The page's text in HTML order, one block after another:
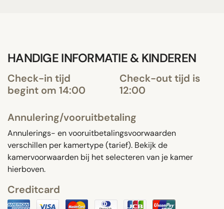
HANDIGE INFORMATIE & KINDEREN
Check-in tijd
begint om 14:00
Check-out tijd is
12:00
Annulering/vooruitbetaling
Annulerings- en vooruitbetalingsvoorwaarden
verschillen per kamertype (tarief). Bekijk de
kamervoorwaarden bij het selecteren van je kamer
hierboven.
Creditcard